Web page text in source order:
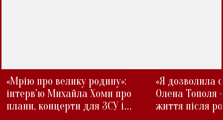
«Мрію про велику родину»:
інтерв'ю Михайла Хоми про
плани, концерти для ЗСУ і
«Я дозволила
Олена Тополя
життя після